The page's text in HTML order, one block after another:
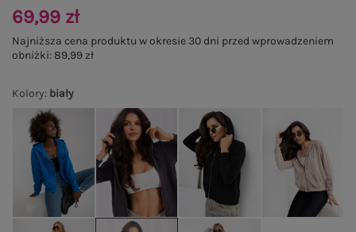
Kolory: biały
69,99 zł
Najniższa cena produktu w okresie 30 dni przed wprowadzeniem
obniżki: 89,99 zł